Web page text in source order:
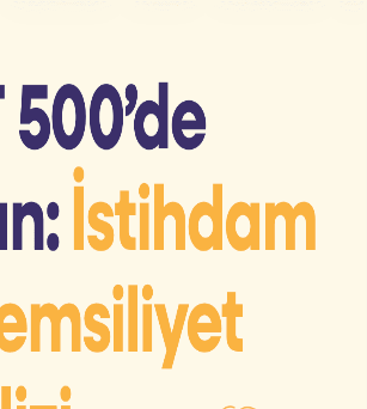
kadın
büyük resmini
yönetim kademelerinde temsiliyet,
değil; şirketlerin performansı,
üzerinde doğrudan etkisi olan
rapor, BIST 500 şirketlerindeki güncel
bakış açısıyla ortaya koyar.